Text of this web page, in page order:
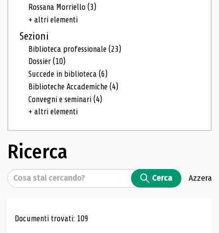
Rossana Morriello(3)
+ altri elementi
Sezioni
Biblioteca professionale(23)
Dossier(10)
Succede in biblioteca(6)
Biblioteche Accademiche(4)
Convegni e seminari(4)
+ altri elementi
Ricerca
Cerca Cerca Azzera
Risultati di ricerca
Documenti trovati: 109